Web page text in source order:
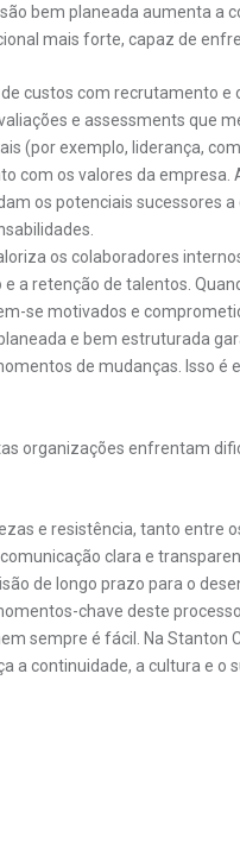
bem planeada aumenta a
mais forte, capaz de
custos com recrutamento
e assessments que
(por exemplo, liderança,
com os valores da
os potenciais sucessores
os colaboradores
a retenção de talentos.
se motivados e
e bem estruturada
de mudanças. Isso
organizações enfrentam
e resistência, tanto entre
clara e
de longo prazo para o
chave deste
sempre é fácil. Na Stanton
a continuidade, a cultura e o